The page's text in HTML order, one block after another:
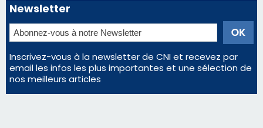
vin
Newsletter
Inscrivez-vous à la newsletter de CNI et recevez par
email les infos les plus importantes et une sélection de